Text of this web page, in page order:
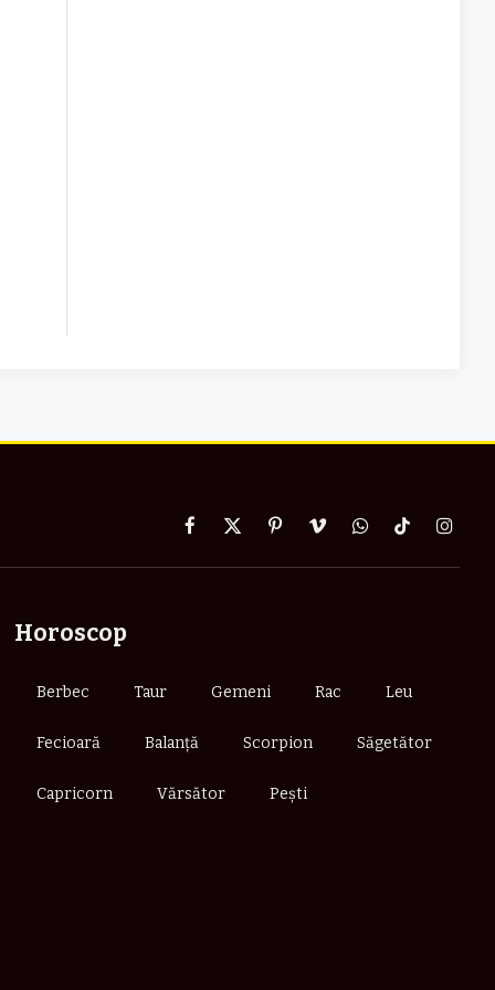
Facebook
X
PinterestVimeoWhatsApp
TikTok
Horoscop
Berbec Taur Gemeni Rac Leu
Fecioară Balanță Scorpion Săgetător
Capricorn Vărsător Pești